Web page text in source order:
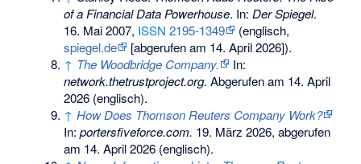
of a Financial Data Powerhouse. In:Der Spiegel.
16. Mai 2007, ISSN 2195-1349
(englisch,
spiegel.de
[abgerufen am 14. April 2026]).
↑ The Woodbridge Company.
In:
network.thetrustproject.org. Abgerufen am 14. April
2026 (englisch).
↑ How Does Thomson Reuters Company Work?
In:portersfiveforce.com. 19. März 2026, abgerufen
am 14. April 2026 (englisch).